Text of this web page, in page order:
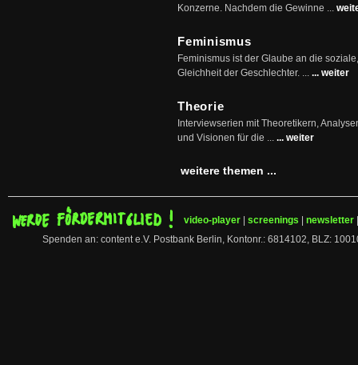
Konzerne. Nachdem die Gewinne ...
Feminismus
Feminismus ist der Glaube an die
Gleichheit der Geschlechter. ... ... weiter
Theorie
Interviewserien mit Theoretikern,
und Visionen für die ... ... weiter
weitere themen ...
video-player screenings newsletter
Spenden an: content e.V. Postbank Berlin, Kontonr.: 6814102, BLZ: